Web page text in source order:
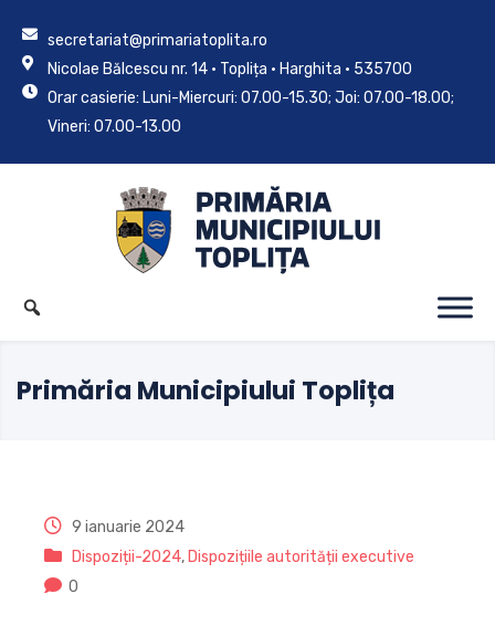
secretariat@primariatoplita.ro
Nicolae Bălcescu nr. 14 • Toplița • Harghita • 535700
Orar casierie: Luni-Miercuri: 07.00-15.30; Joi: 07.00-18.00;
Vineri: 07.00-13.00
Primăria Municipiului Toplița
9 ianuarie 2024
Dispoziții-2024, Dispozițiile autorității executive
0